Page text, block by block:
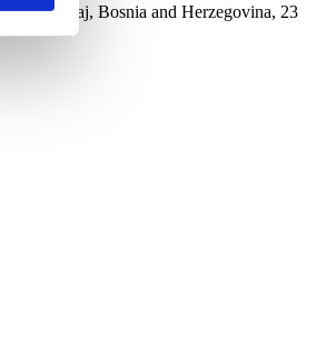
Donji Svilaj, Bosnia and Herzegovina, 23